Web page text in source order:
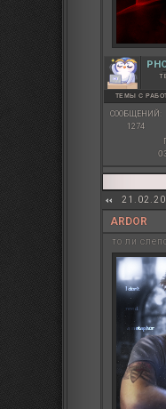
ТЕМЫ С
СООБЩЕНИЙ:
1274
ARDOR
то ли